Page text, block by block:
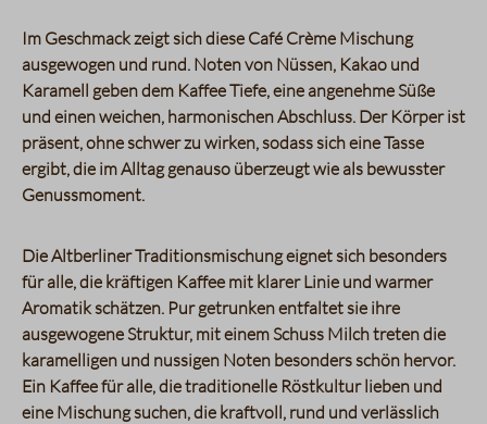
Im Geschmack zeigt sich diese Café Crème Mischung
ausgewogen und rund. Noten von Nüssen, Kakao und
Karamell geben dem Kaffee Tiefe, eine angenehme Süße
und einen weichen, harmonischen Abschluss. Der Körper ist
präsent, ohne schwer zu wirken, sodass sich eine Tasse
ergibt, die im Alltag genauso überzeugt wie als bewusster
Genussmoment.
Die Altberliner Traditionsmischung eignet sich besonders
für alle, die kräftigen Kaffee mit klarer Linie und warmer
Aromatik schätzen. Pur getrunken entfaltet sie ihre
ausgewogene Struktur, mit einem Schuss Milch treten die
karamelligen und nussigen Noten besonders schön hervor.
Ein Kaffee für alle, die traditionelle Röstkultur lieben und
eine Mischung suchen, die kraftvoll, rund und verlässlich